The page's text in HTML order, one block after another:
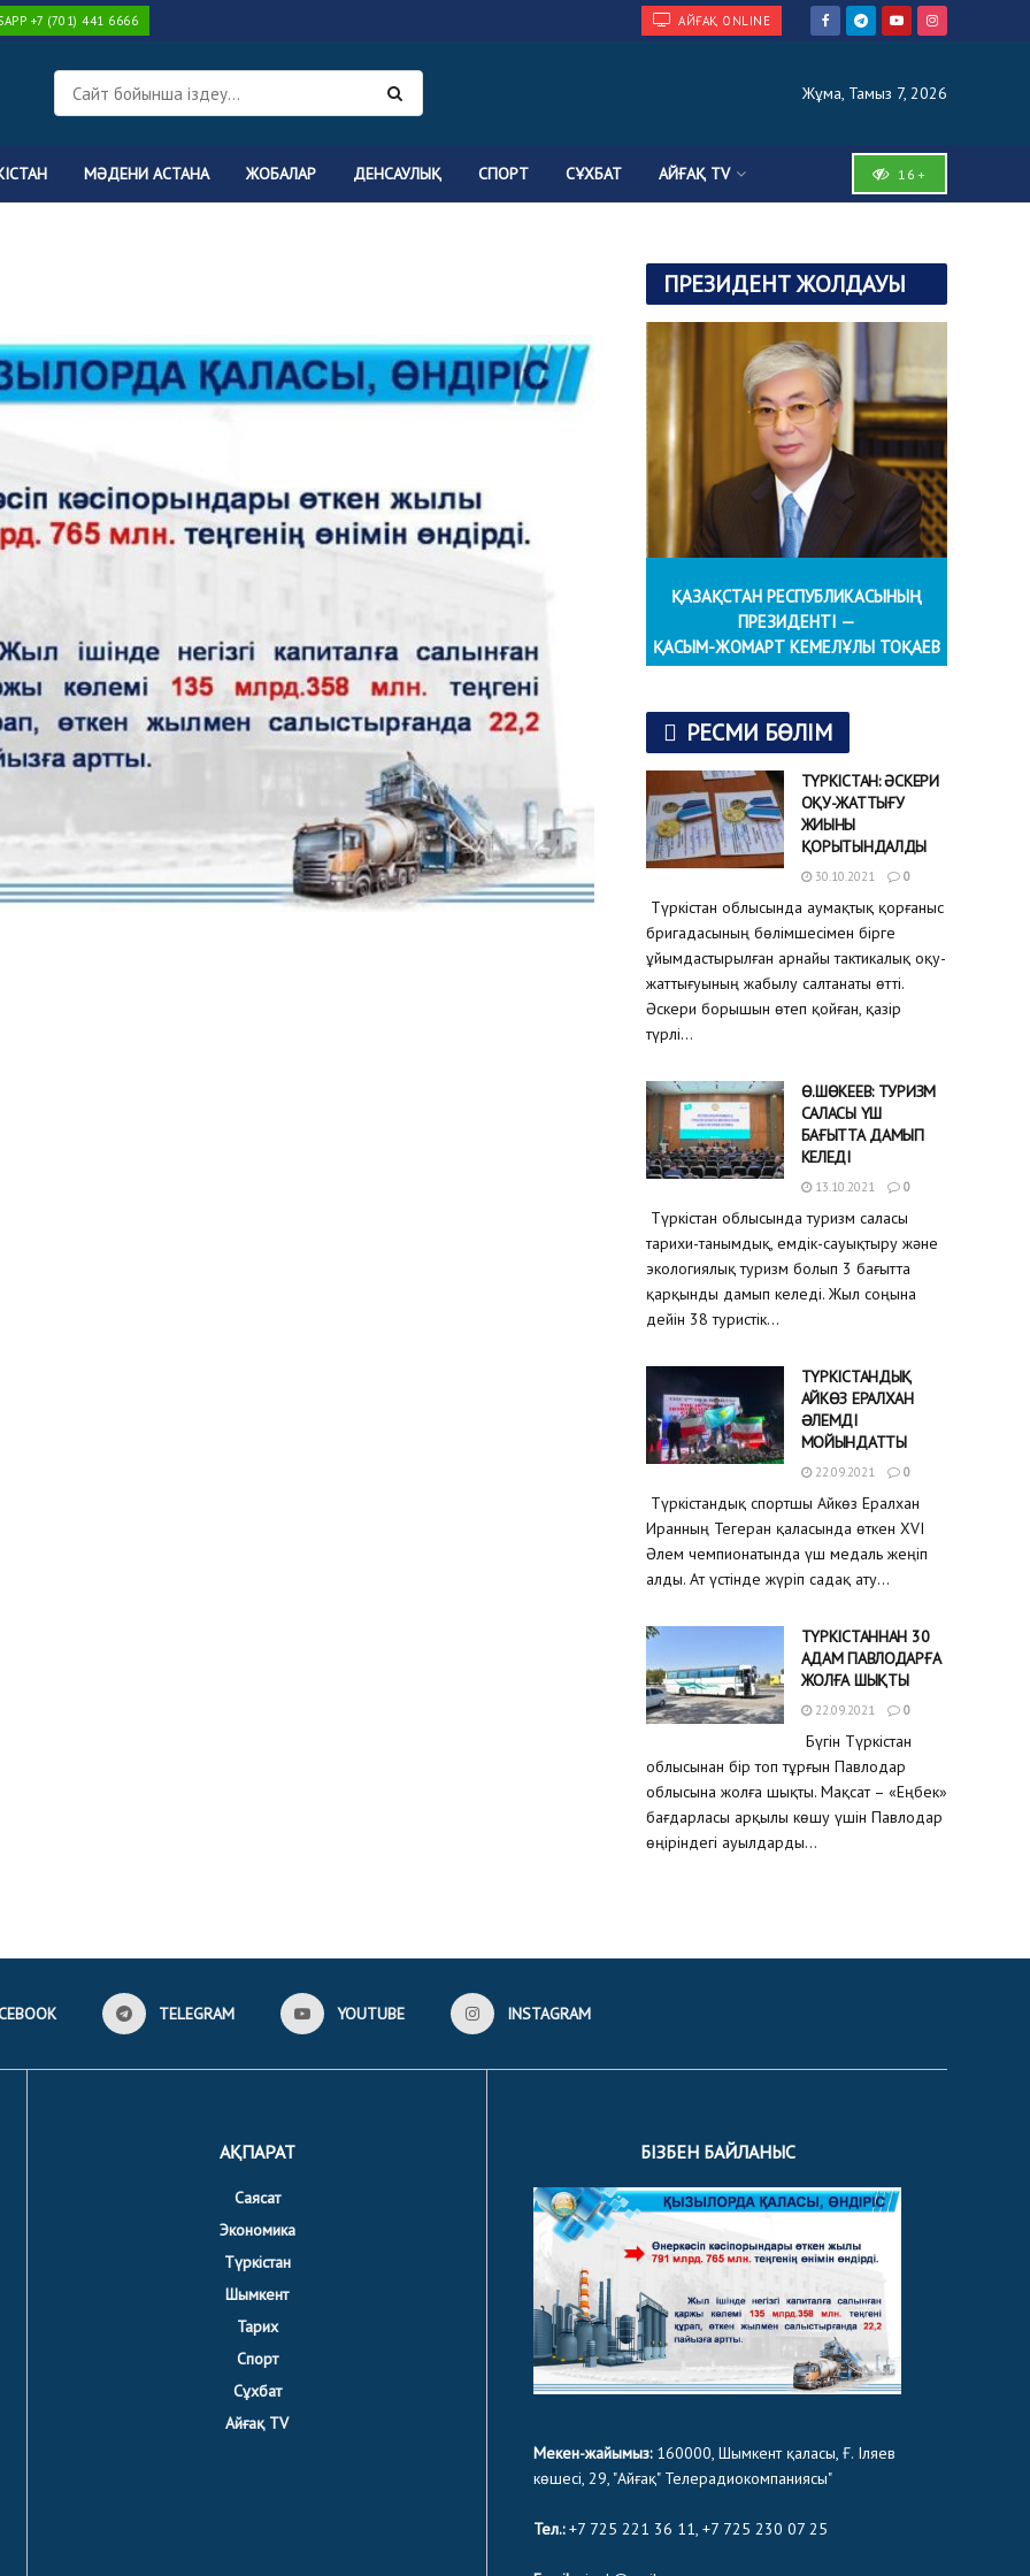
+7 (701) 441 6666 АЙҒАҚ ONLINE
Жұма, Тамыз 7, 2026
МӘДЕНИ АСТАНА ЖОБАЛАР ДЕНСАУЛЫҚ СПОРТ СҰХБАТ АЙҒАҚ TV 16+
ПРЕЗИДЕНТ ЖОЛДАУЫ
ҚАЗАҚСТАН РЕСПУБЛИКАСЫНЫҢ
ПРЕЗИДЕНТІ —
ҚАСЫМ-ЖОМАРТ КЕМЕЛҰЛЫ ТОҚАЕВ
РЕСМИ БӨЛІМ
ТҮРКІСТАН: ӘСКЕРИ
ОҚУ-ЖАТТЫҒУ
ЖИЫНЫ
ҚОРЫТЫНДАЛДЫ
30.10.2021 0
Түркістан облысында аумақтық қорғаныс
бригадасының бөлімшесімен бірге
ұйымдастырылған арнайы тактикалық оқу-
жаттығуының жабылу салтанаты өтті.
Әскери борышын өтеп қойған, қазір
түрлі...
Ө.ШӨКЕЕВ: ТУРИЗМ
САЛАСЫ ҮШ
БАҒЫТТА ДАМЫП
КЕЛЕДІ
13.10.2021 0
Түркістан облысында туризм саласы
тарихи-танымдық, емдік-сауықтыру және
экологиялық туризм болып 3 бағытта
қарқынды дамып келеді. Жыл соңына
дейін 38 туристік...
ТҮРКІСТАНДЫҚ
АЙКӨЗ ЕРАЛХАН
ƏЛЕМДІ
МОЙЫНДАТТЫ
22.09.2021 0
Түркістандық спортшы Айкөз Ералхан
Иранның Тегеран қаласында өткен XVI
Әлем чемпионатында үш медаль жеңіп
алды. Ат үстінде жүріп садақ ату...
ТҮРКІСТАННАН 30
АДАМ ПАВЛОДАРҒА
ЖОЛҒА ШЫҚТЫ
22.09.2021 0
Бүгін Түркістан
облысынан бір топ тұрғын Павлодар
облысына жолға шықты. Мақсат – «Еңбек»
бағдарласы арқылы көшу үшін Павлодар
өңіріндегі ауылдарды...
TELEGRAM YOUTUBE INSTAGRAM
АҚПАРАТ
Саясат
Экономика
Түркістан
Шымкент
Тарих
Спорт
Сұхбат
Айғақ TV
БІЗБЕН БАЙЛАНЫС
Мекен-жайымыз:160000, Шымкент қаласы, Ғ. Іляев
көшесі, 29, "Айғақ" Телерадиокомпаниясы"
Тел.:+7 725 221 36 11, +7 725 230 07 25